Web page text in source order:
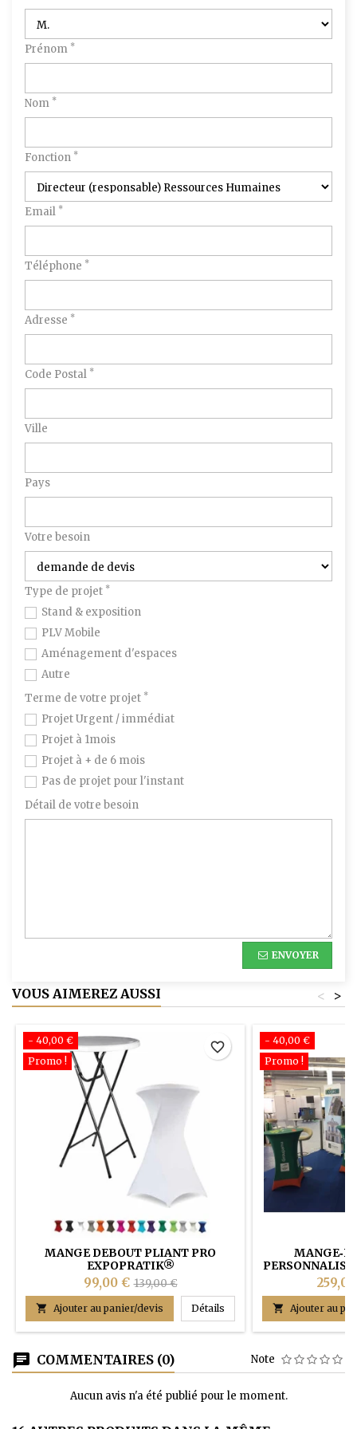
Prénom *
Nom *
Fonction *
Email *
Téléphone *
Adresse *
Code Postal *
Ville
Pays
Votre besoin
Type de projet *
Stand & exposition
PLV Mobile
Aménagement d'espaces
Autre
Terme de votre projet *
Projet Urgent / immédiat
Projet à 1mois
Projet à + de 6 mois
Pas de projet pour l'instant
Détail de votre besoin
ENVOYER
VOUS AIMEREZ AUSSI >
<
- 40,00 €
Promo !
MANGE DEBOUT PLIANT PRO
EXPOPRATIK®
99,00 € 139,00 €
 Ajouter au panier/devis Détails Mange debout pliant PRO
favorite_border
- 40,00 €
Promo !
–
 Ajouter au
COMMENTAIRES (0) Note
Aucun avis n'a été publié pour le moment.